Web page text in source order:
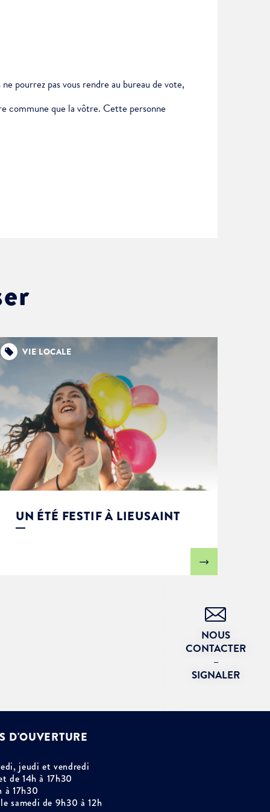
pourrez pas vous rendre au bureau de vote,
commune que la vôtre. Cette personne
VIE LOCALE
UN ÉTÉ FESTIF À LIEUSAINT
NOUS
CONTACTER
–
SIGNALER
D'OUVERTURE
jeudi et vendredi
de 14h à 17h30
à 17h30
samedi de 9h30 à 12h